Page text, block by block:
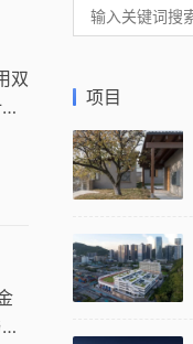
双
项目